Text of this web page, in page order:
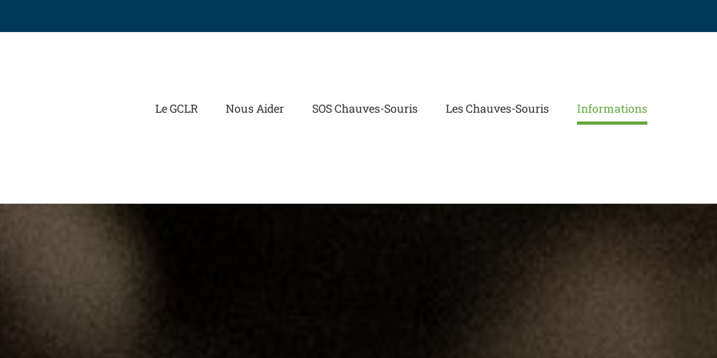
Le GCLR Nous Aider SOS Chauves-Souris Les Chauves-Souris Informations